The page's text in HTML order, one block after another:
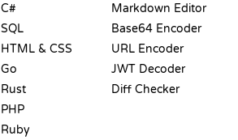
C#
SQL
HTML & CSS
Go
Rust
PHP
Ruby
Markdown Editor
Base64 Encoder
URL Encoder
JWT Decoder
Diff Checker